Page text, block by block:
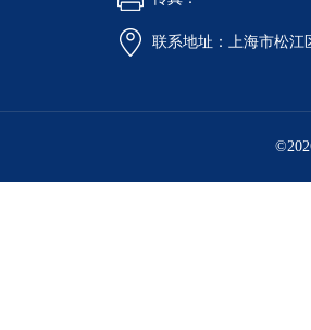
联系地址：上海市松江